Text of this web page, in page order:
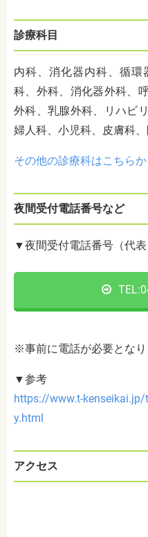
診療科目
内科、消化器内科、循
科、外科、消化器外科、
外科、乳腺外科、リハビ
婦人科、小児科、皮膚科
その他の診療科はこちらか
夜間受付電話番号など
▼夜間受付電話番号（代表
TEL:
※事前に電話が必要となり
▼参考
https://www.t-
y.html
アクセス